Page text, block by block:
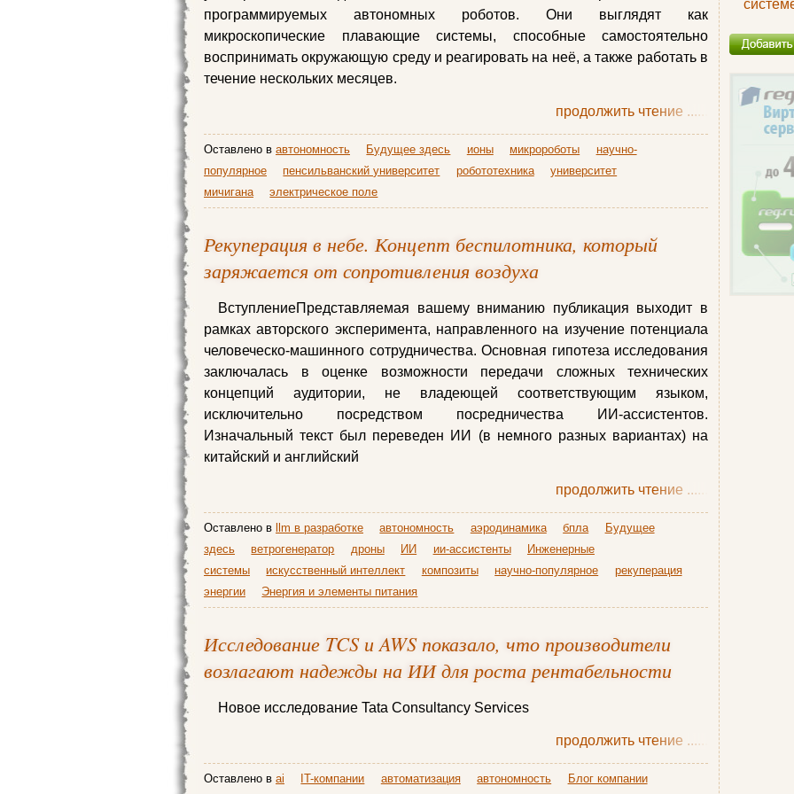
программируемых автономных роботов. Они выглядят как
микроскопические плавающие системы, способные самостоятельно
воспринимать окружающую среду и реагировать на неё, а также работать в
течение нескольких месяцев.
продолжить чтение ......
Оставлено в автономность Будущее здесь ионы микророботы
научно-
популярное
пенсильванский университет робототехника
университет
мичигана
электрическое поле
Рекуперация в небе. Концепт беспилотника, который
заряжается от сопротивления воздуха
ВступлениеПредставляемая вашему вниманию публикация выходит в
рамках авторского эксперимента, направленного на изучение потенциала
человеческо-машинного сотрудничества. Основная гипотеза исследования
заключалась в оценке возможности передачи сложных технических
концепций аудитории, не владеющей соответствующим языком,
исключительно посредством посредничества ИИ-ассистентов.
Изначальный текст был переведен ИИ (в немного разных вариантах) на
китайский и английский
продолжить чтение ......
Оставлено в llm в разработке автономность аэродинамика бпла
Будущее
здесь
ветрогенератор дроны ИИ ии-ассистенты
Инженерные
системы
искусственный интеллект композиты научно-популярное
рекуперация
энергии
Энергия и элементы питания
Исследование TCS и AWS показало, что производители
возлагают надежды на ИИ для роста рентабельности
Новое исследование Tata Consultancy Services
продолжить чтение ......
Оставлено в ai IT-компании автоматизация автономность
Блог компании